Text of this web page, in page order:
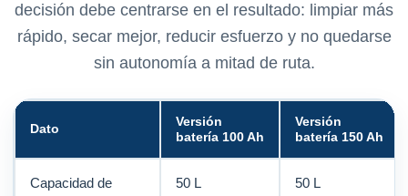
decisión debe centrarse en el resultado: limpiar más
rápido, secar mejor, reducir esfuerzo y no quedarse
sin autonomía a mitad de ruta.
Dato
Versión
batería 100 Ah
Versión
batería 150 Ah
Capacidad de
50 L 50 L